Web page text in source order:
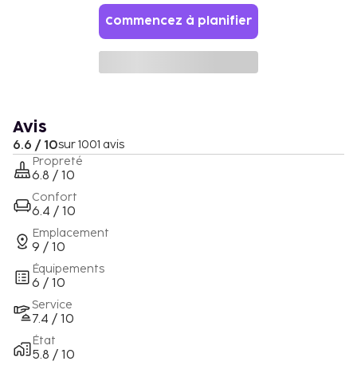
Commencez à planifier
Avis
6.6 / 10sur 1001 avis
Propreté
6.8 / 10
Confort
6.4 / 10
Emplacement
9 / 10
Équipements
6 / 10
Service
7.4 / 10
État
5.8 / 10